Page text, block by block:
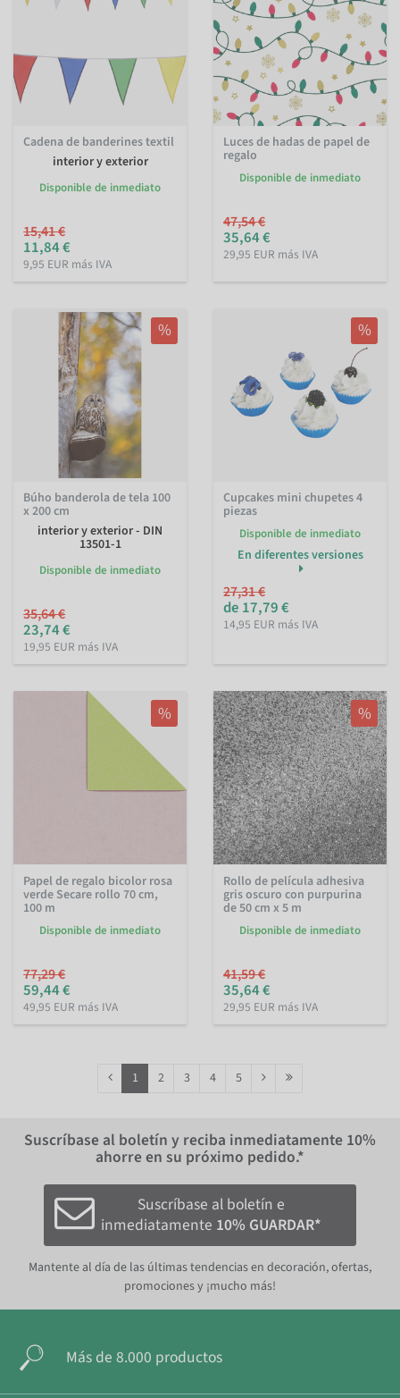
Cadena de banderines textil
interior y exterior
Disponible de inmediato
15,41 €
11,84 €
9,95 EUR más IVA
Luces de hadas de papel de
regalo
Disponible de inmediato
47,54 €
35,64 €
29,95 EUR más IVA
%
Búho banderola de tela 100
x 200 cm
interior y exterior - DIN
13501-1
Disponible de inmediato
35,64 €
23,74 €
19,95 EUR más IVA
%
Cupcakes mini chupetes 4
piezas
Disponible de inmediato
En diferentes versiones
27,31 €
de 17,79 €
14,95 EUR más IVA
%
Papel de regalo bicolor rosa
verde Secare rollo 70 cm,
100 m
Disponible de inmediato
77,29 €
59,44 €
49,95 EUR más IVA
%
Rollo de película adhesiva
gris oscuro con purpurina
de 50 cm x 5 m
Disponible de inmediato
41,59 €
35,64 €
29,95 EUR más IVA
1 2 3 4 5
Suscríbase al boletín y reciba inmediatamente 10%
ahorre en su próximo pedido.*
Suscríbase al boletín e
inmediatamente 10% GUARDAR*
Mantente al día de las últimas tendencias en decoración, ofertas,
promociones y ¡mucho más!
Más de 8.000 productos